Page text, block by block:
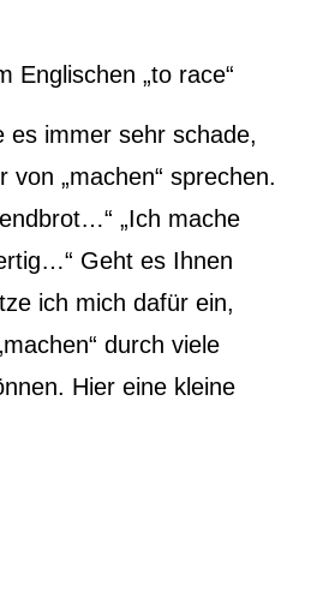
Englischen „to race“
es immer sehr schade,
von „machen“ sprechen.
„Ich mache
Geht es Ihnen
ich mich dafür ein,
durch viele
Hier eine kleine